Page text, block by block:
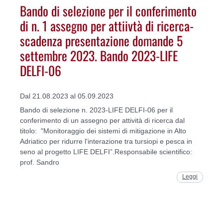
Bando di selezione per il conferimento
di n. 1 assegno per attiivtà di ricerca-
scadenza presentazione domande 5
settembre 2023. Bando 2023-LIFE
DELFI-06
Dal 21.08.2023 al 05.09.2023
Bando di selezione n. 2023-LIFE DELFI-06 per il
conferimento di un assegno per attività di ricerca dal
titolo: "Monitoraggio dei sistemi di mitigazione in Alto
Adriatico per ridurre l'interazione tra tursiopi e pesca in
seno al progetto LIFE DELFI”.Responsabile scientifico:
prof. Sandro
Leggi